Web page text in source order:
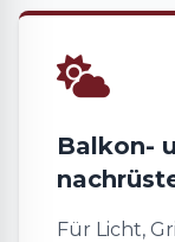
Balkon-
Für Licht,